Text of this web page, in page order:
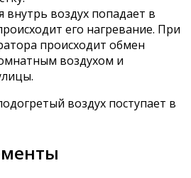
внутрь воздух попадает в
его нагревание. При
происходит обмен
воздухом и
воздух поступает в